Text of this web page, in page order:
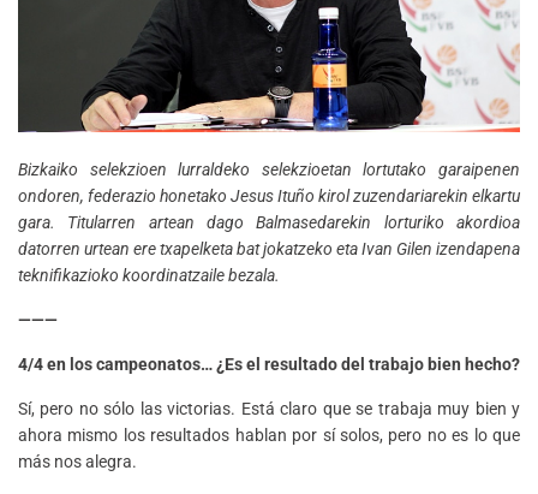
Bizkaiko selekzioen lurraldeko selekzioetan lortutako garaipenen
ondoren, federazio honetako Jesus Ituño kirol zuzendariarekin elkartu
gara. Titularren artean dago Balmasedarekin lorturiko akordioa
datorren urtean ere txapelketa bat jokatzeko eta Ivan Gilen izendapena
teknifikazioko koordinatzaile bezala.
———
4/4 en los campeonatos… ¿Es el resultado del trabajo bien hecho?
Sí, pero no sólo las victorias. Está claro que se trabaja muy bien y
ahora mismo los resultados hablan por sí solos, pero no es lo que
más nos alegra.